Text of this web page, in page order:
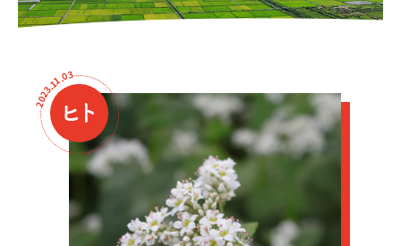
2
0
2
3
.1
1
.03